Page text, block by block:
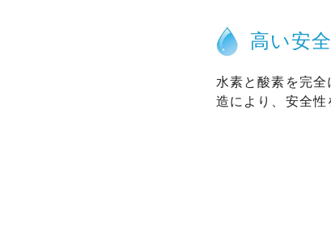
高い安
水素と酸素を完
造により、安全性